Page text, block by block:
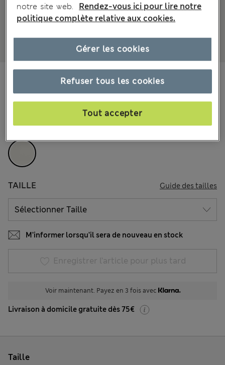
Tous les prix incluent les taxes et les frais de douanes
Épuisé
TAILLE Guide des tailles
M’informer lorsqu’il sera de nouveau en stock
Enregistrer l’article pour plus tard
Voir maintenant. Payez en 3 fois avec
Livraison à domicile gratuite dès 75€
Taille
notre site web.
Rendez-vous ici pour lire notre
politique complète relative aux cookies.
Refuser tous les cookies
Tout accepter
Gérer les cookies